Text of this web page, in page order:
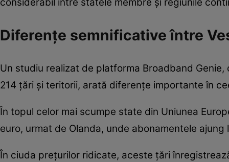
Diferențe semnificative între
Un studiu realizat de platforma Broadband
214 țări și teritorii, arată diferențe importante în
În topul celor mai scumpe state din Uniunea
euro, urmat de Olanda, unde abonamentele
În ciuda prețurilor ridicate, aceste țări